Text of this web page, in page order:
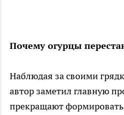
Почему огурцы
Наблюдая за своими
автор заметил главную
прекращают